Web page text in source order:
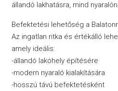
állandó lakhatásra, mind
Befektetési lehetőség a
Az ingatlan ritka és értékálló
amely ideális:
-állandó lakóhely építésére
-modern nyaraló kialakítására
-hosszú távú befektetésként